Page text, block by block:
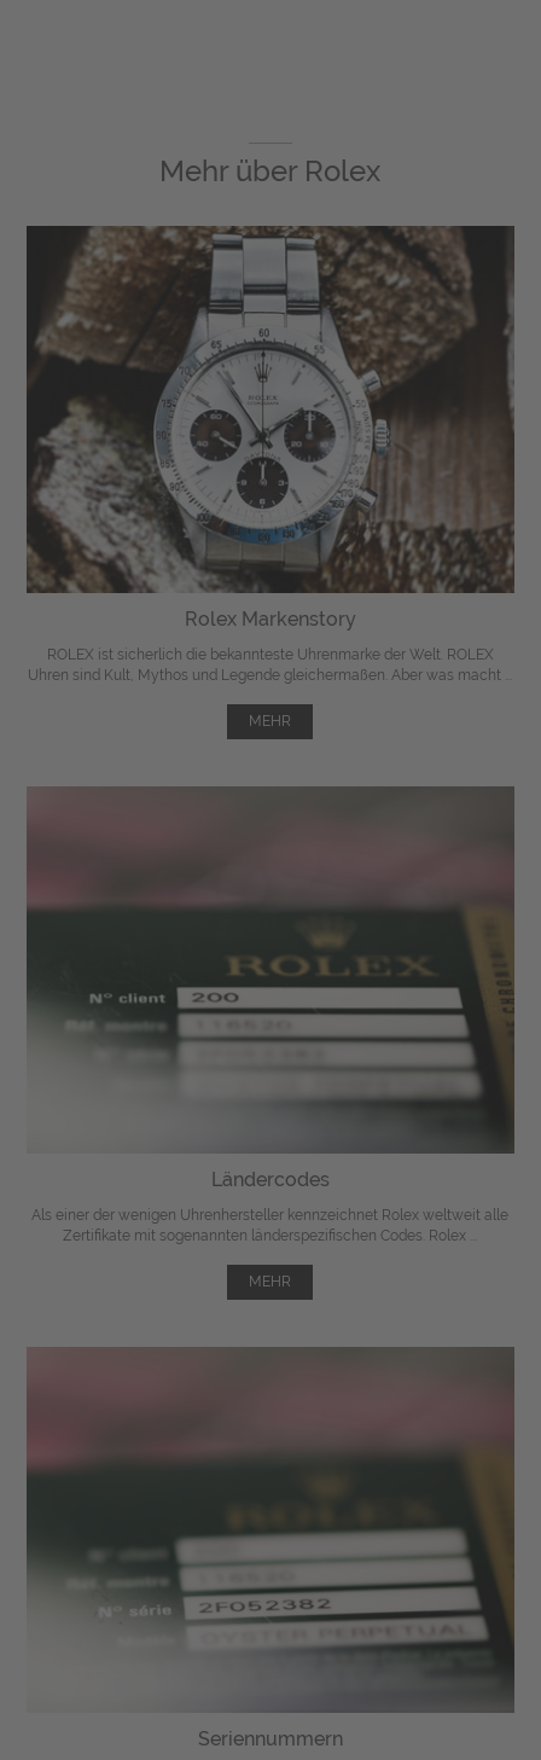
Mehr über Rolex
Rolex Markenstory
ROLEX ist sicherlich die bekannteste Uhrenmarke der Welt. ROLEX
Uhren sind Kult, Mythos und Legende gleichermaßen. Aber was macht ...
MEHR
Ländercodes
Als einer der wenigen Uhrenhersteller kennzeichnet Rolex weltweit alle
Zertifikate mit sogenannten länderspezifischen Codes. Rolex ...
MEHR
Seriennummern